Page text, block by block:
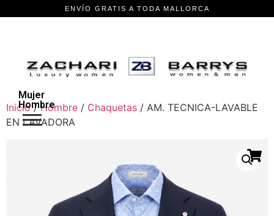
Mujer
Hombre
Inicio/Hombre / Chaquetas / AM. TECNICA-LAVABLE
EN LAVADORA